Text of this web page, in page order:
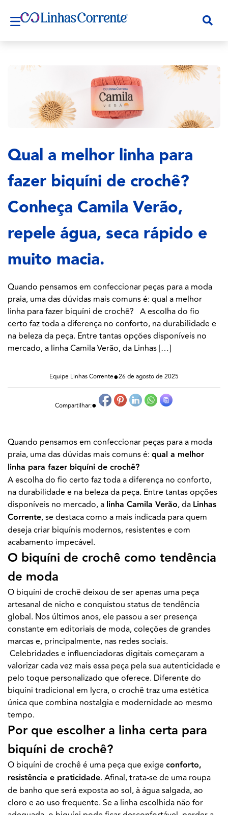
Qual a melhor linha para
fazer biquíni de crochê?
Conheça Camila Verão,
repele água, seca rápido e
muito macia.
Quando pensamos em confeccionar peças para a moda
praia, uma das dúvidas mais comuns é: qual a melhor
linha para fazer biquíni de crochê? A escolha do fio
certo faz toda a diferença no conforto, na durabilidade e
na beleza da peça. Entre tantas opções disponíveis no
mercado, a linha Camila Verão, da Linhas […]
Equipe Linhas Corrente●26 de agosto de 2025
Compartilhar:●
Quando pensamos em confeccionar peças para a moda
praia, uma das dúvidas mais comuns é: qual a melhor
linha para fazer biquíni de crochê?
A escolha do fio certo faz toda a diferença no conforto,
na durabilidade e na beleza da peça. Entre tantas opções
disponíveis no mercado, a linha Camila Verão, da Linhas
Corrente, se destaca como a mais indicada para quem
deseja criar biquínis modernos, resistentes e com
acabamento impecável.
O biquíni de crochê como tendência
de moda
O biquíni de crochê deixou de ser apenas uma peça
artesanal de nicho e conquistou status de tendência
global. Nos últimos anos, ele passou a ser presença
constante em editoriais de moda, coleções de grandes
marcas e, principalmente, nas redes sociais.
Celebridades e influenciadoras digitais começaram a
valorizar cada vez mais essa peça pela sua autenticidade e
pelo toque personalizado que oferece. Diferente do
biquíni tradicional em lycra, o crochê traz uma estética
única que combina nostalgia e modernidade ao mesmo
tempo.
Por que escolher a linha certa para
biquíni de crochê?
O biquíni de crochê é uma peça que exige conforto,
resistência e praticidade. Afinal, trata-se de uma roupa
de banho que será exposta ao sol, à água salgada, ao
cloro e ao uso frequente. Se a linha escolhida não for